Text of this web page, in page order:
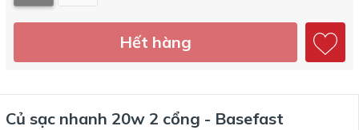
Hết hàng
Củ sạc nhanh 20w 2 cổng - Basefast